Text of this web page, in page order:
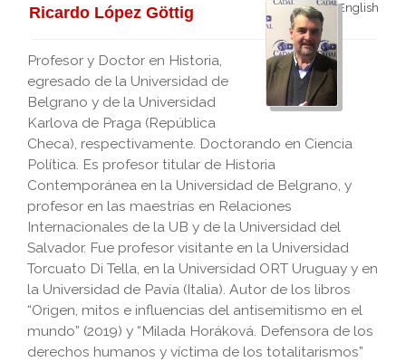
English
Ricardo López Göttig
Profesor y Doctor en Historia,
egresado de la Universidad de
Belgrano y de la Universidad
Karlova de Praga (República
Checa), respectivamente. Doctorando en Ciencia
Política. Es profesor titular de Historia
Contemporánea en la Universidad de Belgrano, y
profesor en las maestrías en Relaciones
Internacionales de la UB y de la Universidad del
Salvador. Fue profesor visitante en la Universidad
Torcuato Di Tella, en la Universidad ORT Uruguay y en
la Universidad de Pavía (Italia). Autor de los libros
“Origen, mitos e influencias del antisemitismo en el
mundo” (2019) y “Milada Horáková. Defensora de los
derechos humanos y víctima de los totalitarismos”